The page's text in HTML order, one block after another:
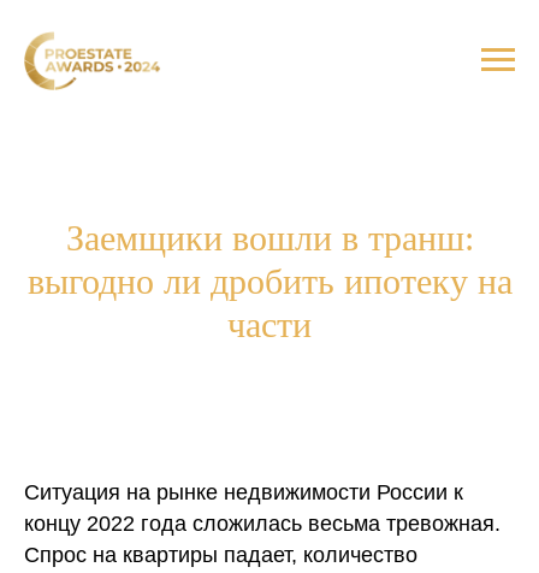
Заемщики вошли в транш:
выгодно ли дробить ипотеку на
части
Ситуация на рынке недвижимости России к
концу 2022 года сложилась весьма тревожная.
Спрос на квартиры падает, количество